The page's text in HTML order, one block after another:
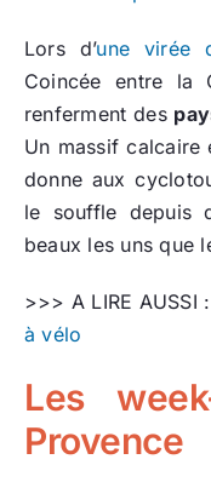
Lors d’une virée
Coincée entre la
renferment des
Un massif calcaire
donne aux
le souffle depuis
beaux les uns que
>>> A LIRE AUSSI :
à vélo
Les
Provence